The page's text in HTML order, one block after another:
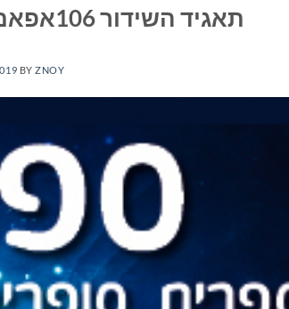
תאגיד השידור 106אפאם–יום רביעי ה-12 ביוני 2019
BYZNOY